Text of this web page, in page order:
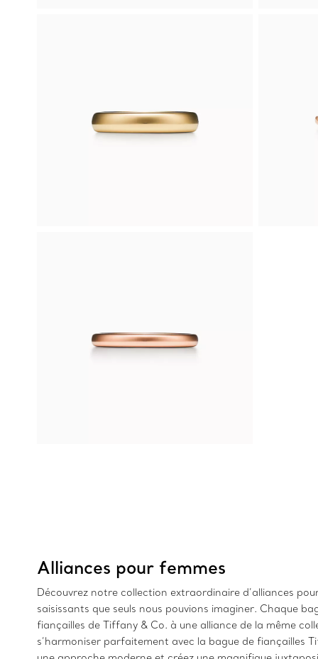
Alliances pour femmes
Découvrez notre collection extraordinaire d’alliances
saisissants que seuls nous pouvions imaginer. Chaque
fiançailles de Tiffany & Co. à une alliance de la même
s’harmoniser parfaitement avec la bague de fiançailles